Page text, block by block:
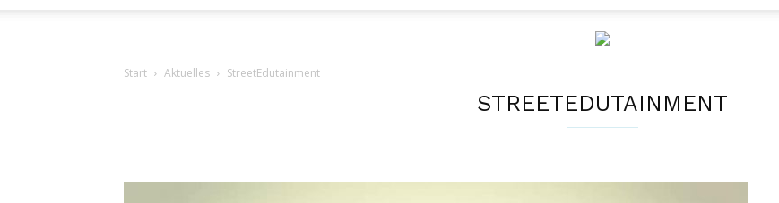
Start Aktuelles StreetEdutainment
STREETEDUTAINMENT